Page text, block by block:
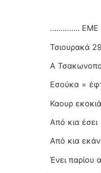
………….. ΕΜΕ
Τσιουρακά
Α
Εσούκα =
Καουρ
Από κια έσει
Από κια
Ένει